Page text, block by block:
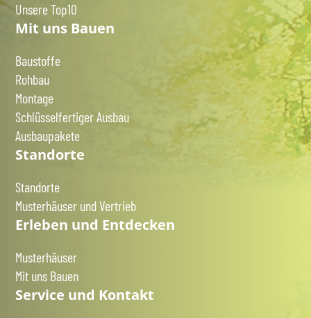
Unsere Top10
Mit uns Bauen
Baustoffe
Rohbau
Montage
Schlüsselfertiger Ausbau
Ausbaupakete
Standorte
Standorte
Musterhäuser und Vertrieb
Erleben und Entdecken
Musterhäuser
Mit uns Bauen
Service und Kontakt